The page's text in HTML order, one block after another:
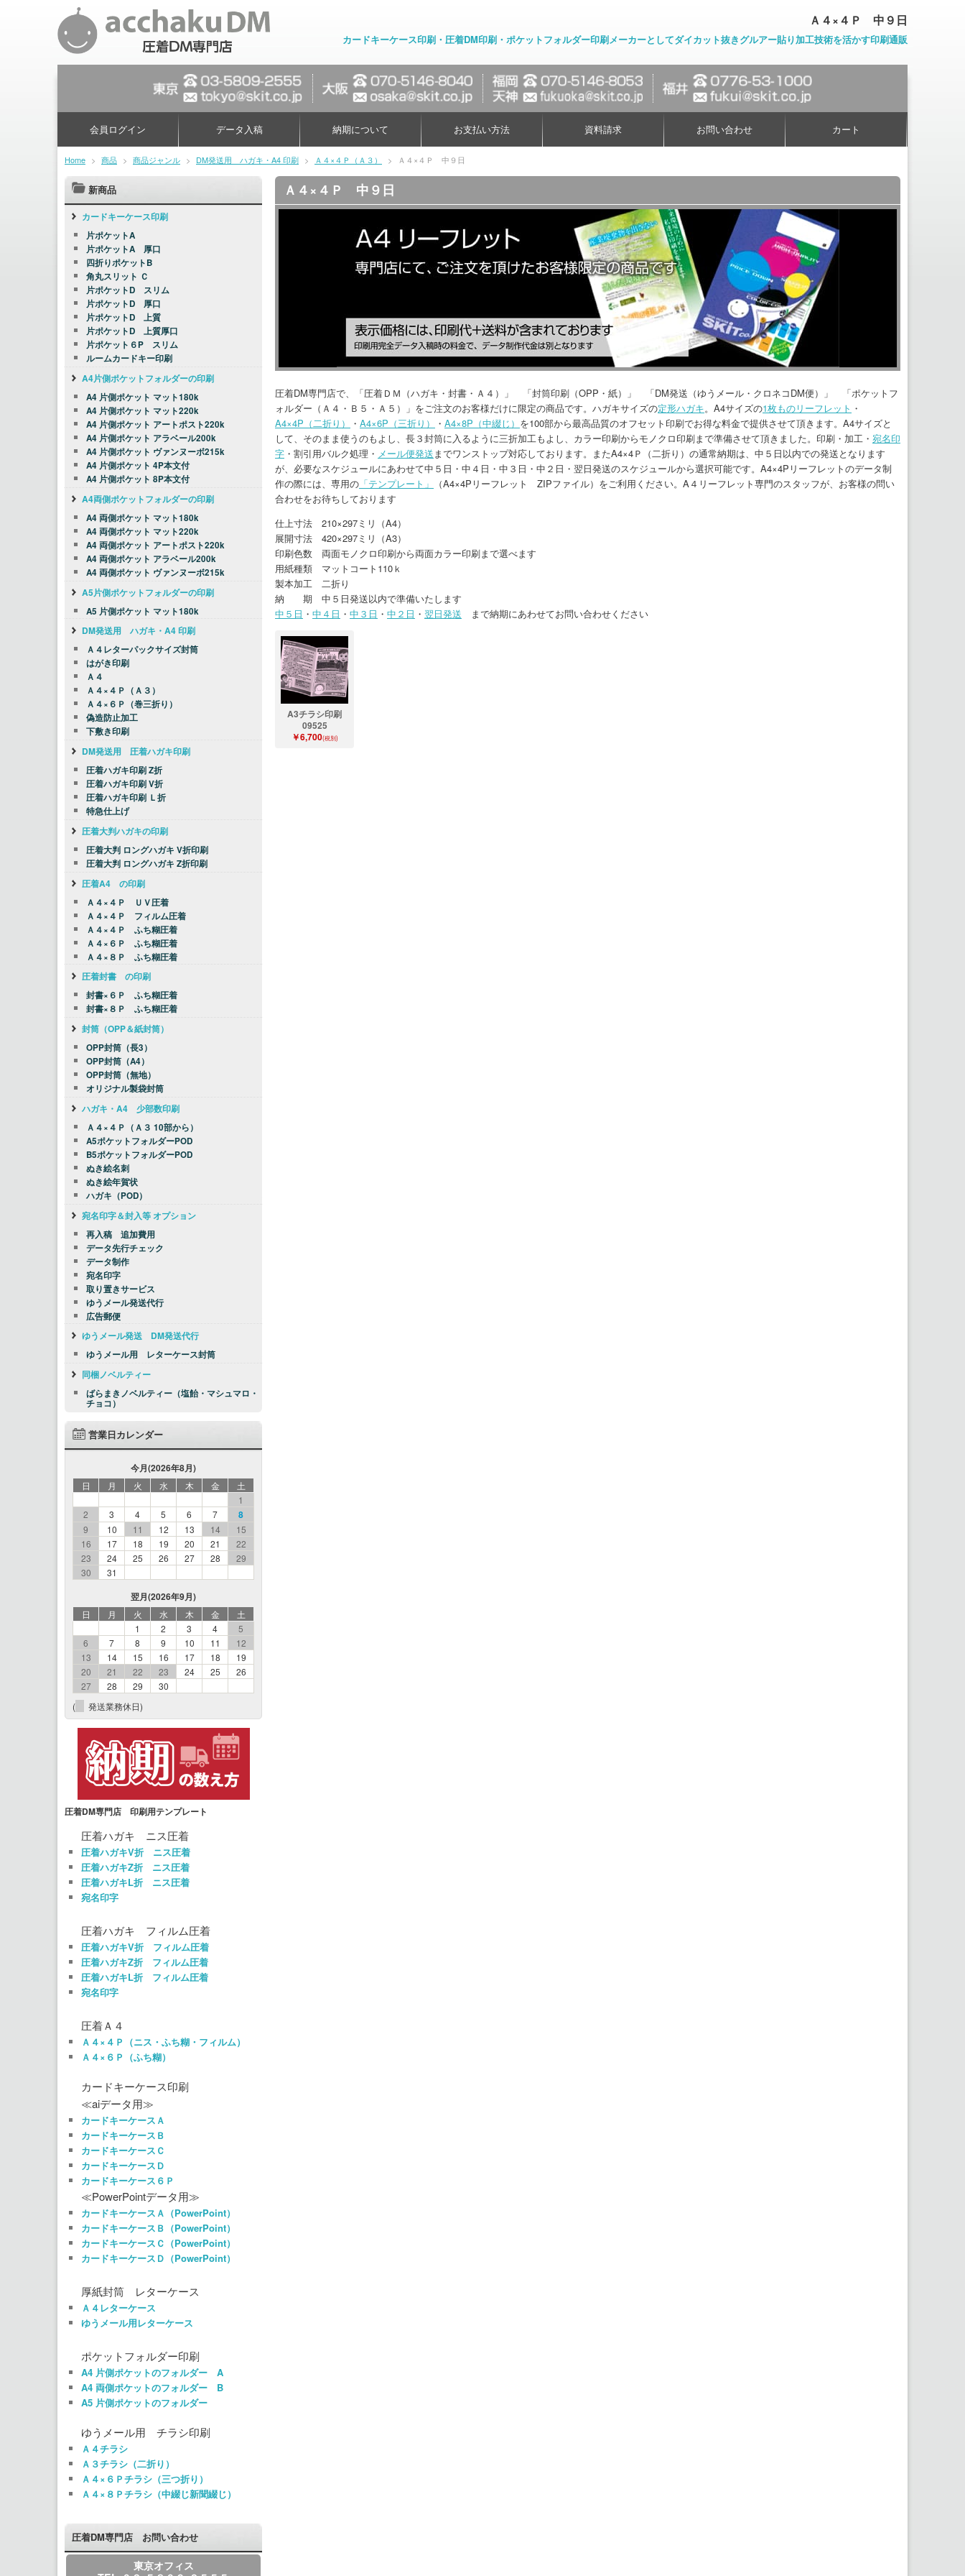
Ａ４×４Ｐ 中９日
カードキーケース印刷・圧着DM印刷・ポケットフォルダー印刷メーカーとしてダイカット抜きグルアー貼り加工技術を活かす印刷通販
会員ログイン データ入稿 納期について お支払い方法 資料請求 お問い合わせ カート
Home > 商品 > 商品ジャンル > DM発送用 ハガキ・A4 印刷 > Ａ４×４Ｐ（Ａ３） > Ａ４×４Ｐ 中９日
Ａ４×４Ｐ 中９日
圧着DM専門店で、「圧着ＤＭ（ハガキ・封書・Ａ４）」 「封筒印刷（OPP・紙）」 「DM発送（ゆうメール・クロネコDM便）」 「ポケットフ
ォルダー（Ａ４・Ｂ５・Ａ５）」をご注文のお客様だけに限定の商品です。ハガキサイズの定形ハガキ。A4サイズの1枚ものリーフレット ・
A4×4P（二折り）
・ A4×6P（三折り） ・ A4×8P（中綴じ） を100部から最高品質のオフセット印刷でお得な料金で提供させて頂きます。A4サイズと
して、そのまま使うのもよし、長３封筒に入るように三折加工もよし、カラー印刷からモノクロ印刷まで準備させて頂きました。印刷・加工・ 宛名印
字 ・割引用バルク処理・ メール便発送 までワンストップ対応しております。またA4×4Ｐ（二折り）の通常納期は、中５日以内での発送となります
が、必要なスケジュールにあわせて中５日・中４日・中３日・中２日・翌日発送のスケジュールから選択可能です。A4×4Pリーフレットのデータ制
作の際には、専用の 「テンプレート」
（A4×4Pリーフレット ZIPファイル）をご利用ください。A４リーフレット専門のスタッフが、お客様の問い
合わせをお待ちしております
仕上寸法 210×297ミリ（A4）
展開寸法 420×297ミリ（A3）
印刷色数 両面モノクロ印刷から両面カラー印刷まで選べます
用紙種類 マットコート110ｋ
製本加工 二折り
納 期 中５日発送以内で準備いたします
中５日 ・ 中４日 ・ 中３日 ・ 中２日 ・ 翌日発送 まで納期にあわせてお問い合わせください
A3チラシ印刷
09525
￥6,700(税別)
新商品
カードキーケース印刷
片ポケットA
片ポケットA 厚口
四折りポケットB
角丸スリット Ｃ
片ポケットD スリム
片ポケットD 厚口
片ポケットD 上質
片ポケットD 上質厚口
片ポケット６P スリム
ルームカードキー印刷
A4片側ポケットフォルダーの印刷
A4 片側ポケット マット180k
A4 片側ポケット マット220k
A4 片側ポケット アートポスト220k
A4 片側ポケット アラベール200k
A4 片側ポケット ヴァンヌーボ215k
A4 片側ポケット 4P本文付
A4 片側ポケット 8P本文付
A4両側ポケットフォルダーの印刷
A4 両側ポケット マット180k
A4 両側ポケット マット220k
A4 両側ポケット アートポスト220k
A4 両側ポケット アラベール200k
A4 両側ポケット ヴァンヌーボ215k
A5片側ポケットフォルダーの印刷
A5 片側ポケット マット180k
DM発送用 ハガキ・A4 印刷
Ａ４レターパックサイズ封筒
はがき印刷
Ａ４
Ａ４×４Ｐ（Ａ３）
Ａ４×６Ｐ（巻三折り）
偽造防止加工
下敷き印刷
DM発送用 圧着ハガキ印刷
圧着ハガキ印刷 Z折
圧着ハガキ印刷 V折
圧着ハガキ印刷 Ｌ折
特急仕上げ
圧着大判ハガキの印刷
圧着大判 ロングハガキ V折印刷
圧着大判 ロングハガキ Z折印刷
圧着A4 の印刷
Ａ４×４Ｐ ＵＶ圧着
Ａ４×４Ｐ フィルム圧着
Ａ４×４Ｐ ふち糊圧着
Ａ４×６Ｐ ふち糊圧着
Ａ４×８Ｐ ふち糊圧着
圧着封書 の印刷
封書×６Ｐ ふち糊圧着
封書×８Ｐ ふち糊圧着
封筒（OPP＆紙封筒）
OPP封筒（長3）
OPP封筒（A4）
OPP封筒（無地）
オリジナル製袋封筒
ハガキ・A4 少部数印刷
Ａ４×４Ｐ（Ａ３ 10部から）
A5ポケットフォルダーPOD
B5ポケットフォルダーPOD
ぬき絵名刺
ぬき絵年賀状
ハガキ（POD）
宛名印字＆封入等 オプション
再入稿 追加費用
データ先行チェック
データ制作
宛名印字
取り置きサービス
ゆうメール発送代行
広告郵便
ゆうメール発送 DM発送代行
ゆうメール用 レターケース封筒
同梱ノベルティー
ばらまきノベルティー（塩飴・マシュマロ・
チョコ）
営業日カレンダー
今月(2026年8月)
日 月 火 水 木 金
土
1
2
3 4 5 6 7 8
9 10 11 12 13 14
15
16
17 18 19 20 21
22
23
24 25 26 27 28
29
30
31
翌月(2026年9月)
日 月 火 水 木 金
土
1
2 3 4
5
6
7 8 9 10 11
12
13
14 15 16 17 18
19
20
21 22 23 24 25
26
27
28 29
30
(
発送業務休日)
圧着DM専門店 印刷用テンプレート
圧着ハガキ ニス圧着
圧着ハガキV折 ニス圧着
圧着ハガキZ折 ニス圧着
圧着ハガキL折 ニス圧着
宛名印字
圧着ハガキ フィルム圧着
圧着ハガキV折 フィルム圧着
圧着ハガキZ折 フィルム圧着
圧着ハガキL折 フィルム圧着
宛名印字
圧着Ａ４
Ａ４×４Ｐ（ニス・ふち糊・フィルム）
Ａ４×６Ｐ（ふち糊）
カードキーケース印刷
≪aiデータ用≫
カードキーケースＡ
カードキーケースＢ
カードキーケースＣ
カードキーケースＤ
カードキーケース６Ｐ
≪PowerPointデータ用≫
カードキーケースＡ（PowerPoint）
カードキーケースＢ（PowerPoint）
カードキーケースＣ（PowerPoint）
カードキーケースＤ（PowerPoint）
厚紙封筒 レターケース
Ａ４レターケース
ゆうメール用レターケース
ポケットフォルダー印刷
A4 片側ポケットのフォルダー A
A4 両側ポケットのフォルダー B
A5 片側ポケットのフォルダー
ゆうメール用 チラシ印刷
Ａ４チラシ
Ａ３チラシ（二折り）
Ａ４×６Ｐチラシ（三つ折り）
Ａ４×８Ｐチラシ（中綴じ新聞綴じ）
圧着DM専門店 お問い合わせ
東京オフィス